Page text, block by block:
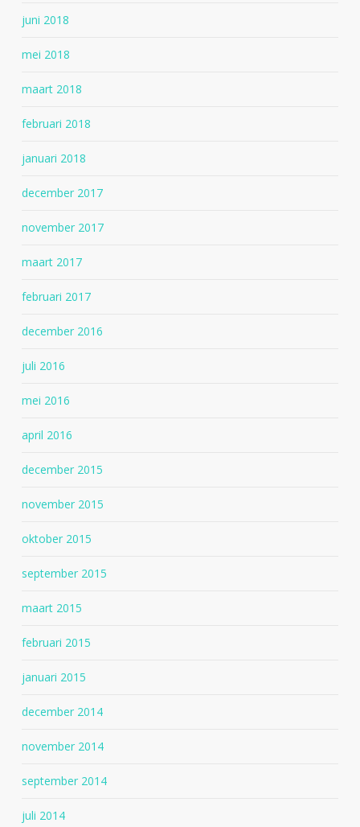
juni 2018
mei 2018
maart 2018
februari 2018
januari 2018
december 2017
november 2017
maart 2017
februari 2017
december 2016
juli 2016
mei 2016
april 2016
december 2015
november 2015
oktober 2015
september 2015
maart 2015
februari 2015
januari 2015
december 2014
november 2014
september 2014
juli 2014